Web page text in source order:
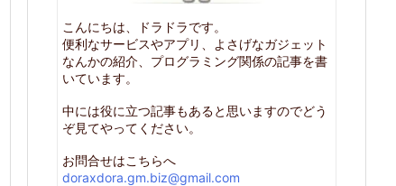
こんにちは、ドラドラです。
便利なサービスやアプリ、よさげなガジェット
なんかの紹介、プログラミング関係の記事を書
いています。
中には役に立つ記事もあると思いますのでどう
ぞ見てやってください。
お問合せはこちらへ
doraxdora.gm.biz@gmail.com